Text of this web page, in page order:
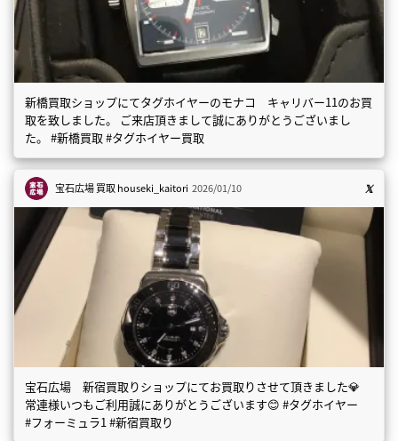
新橋買取ショップにてタグホイヤーのモナコ キャリバー11のお買
取を致しました。 ご来店頂きまして誠にありがとうございまし
た。 #新橋買取 #タグホイヤー買取
宝石広場 買取houseki_kaitori 2026/01/10
宝石広場 新宿買取りショップにてお買取りさせて頂きました💎
常連様いつもご利用誠にありがとうございます😊 #タグホイヤー
#フォーミュラ1 #新宿買取り